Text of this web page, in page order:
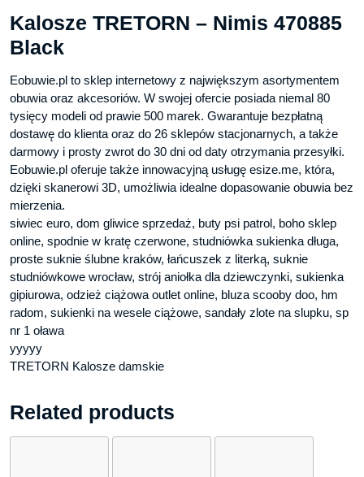
Kalosze TRETORN – Nimis 470885
Black
Eobuwie.pl to sklep internetowy z największym asortymentem
obuwia oraz akcesoriów. W swojej ofercie posiada niemal 80
tysięcy modeli od prawie 500 marek. Gwarantuje bezpłatną
dostawę do klienta oraz do 26 sklepów stacjonarnych, a także
darmowy i prosty zwrot do 30 dni od daty otrzymania przesyłki.
Eobuwie.pl oferuje także innowacyjną usługę esize.me, która,
dzięki skanerowi 3D, umożliwia idealne dopasowanie obuwia bez
mierzenia.
siwiec euro, dom gliwice sprzedaż, buty psi patrol, boho sklep
online, spodnie w kratę czerwone, studniówka sukienka długa,
proste suknie ślubne kraków, łańcuszek z literką, suknie
studniówkowe wrocław, strój aniołka dla dziewczynki, sukienka
gipiurowa, odzież ciążowa outlet online, bluza scooby doo, hm
radom, sukienki na wesele ciążowe, sandały zlote na slupku, sp
nr 1 oława
yyyyy
TRETORN Kalosze damskie
Related products